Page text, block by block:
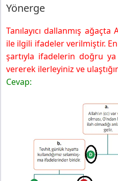
Yönerge
Tanılayıcı dallanmış ağaçta
ile ilgili ifadeler verilmiştir.
şartıyla ifadelerin doğru
vererek ilerleyiniz ve
Cevap: